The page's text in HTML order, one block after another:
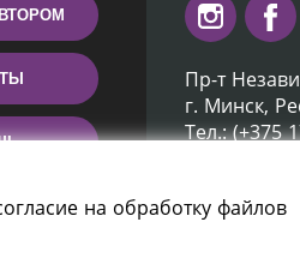
Пр-т
г. Минск,
Тел.: (+375
2026
на обработку файлов